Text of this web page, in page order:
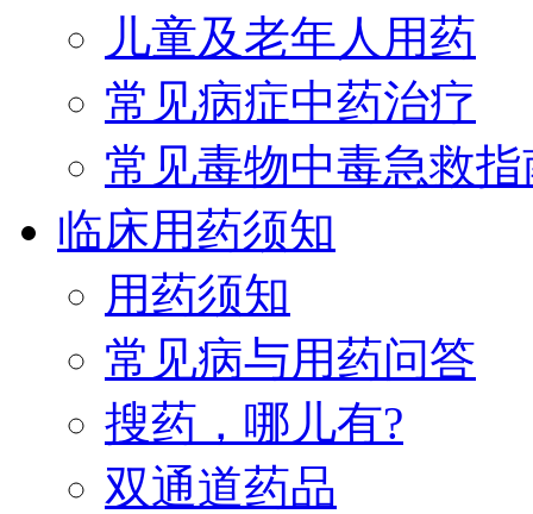
儿童及老年人用药
常见病症中药治疗
常见毒物中毒急救指
临床用药须知
用药须知
常见病与用药问答
搜药，哪儿有?
双通道药品